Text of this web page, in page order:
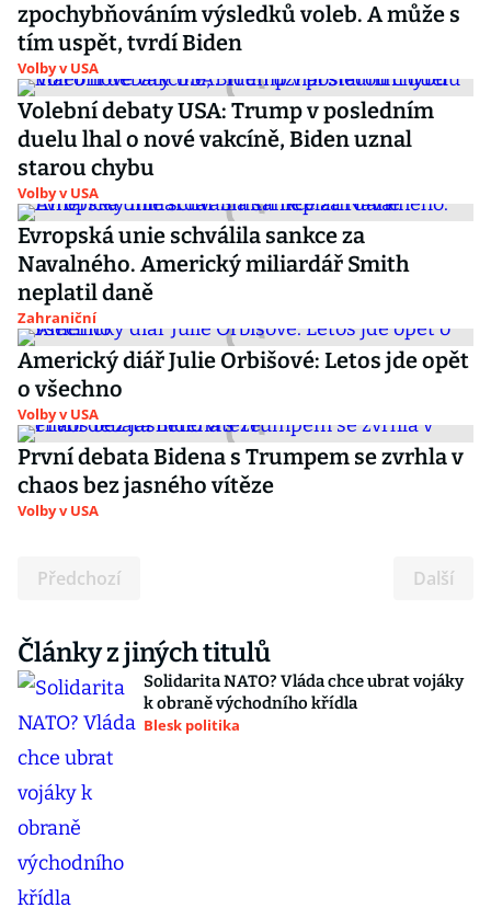
zpochybňováním výsledků voleb. A může s
tím uspět, tvrdí Biden
Volby v USA
Volební debaty USA: Trump v posledním
duelu lhal o nové vakcíně, Biden uznal
starou chybu
Volby v USA
Evropská unie schválila sankce za
Navalného. Americký miliardář Smith
neplatil daně
Zahraniční
Americký diář Julie Orbišové: Letos jde opět
o všechno
Volby v USA
První debata Bidena s Trumpem se zvrhla v
chaos bez jasného vítěze
Volby v USA
Předchozí Další
Články z jiných titulů
Solidarita NATO? Vláda chce ubrat vojáky
k obraně východního křídla
Blesk politika